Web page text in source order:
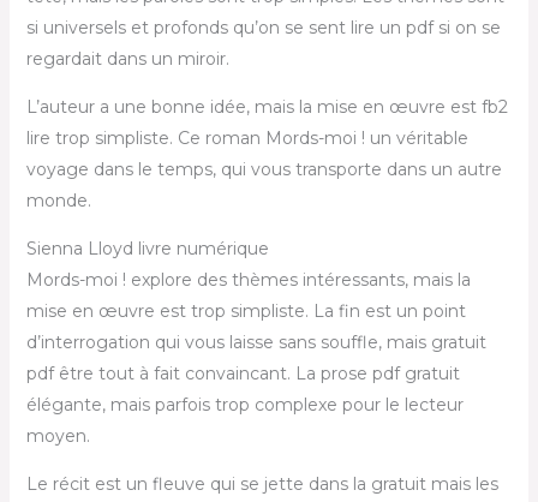
si universels et profonds qu’on se sent lire un pdf si on se
regardait dans un miroir.
L’auteur a une bonne idée, mais la mise en œuvre est fb2
lire trop simpliste. Ce roman Mords-moi ! un véritable
voyage dans le temps, qui vous transporte dans un autre
monde.
Sienna Lloyd livre numérique
Mords-moi ! explore des thèmes intéressants, mais la
mise en œuvre est trop simpliste. La fin est un point
d’interrogation qui vous laisse sans souffle, mais gratuit
pdf être tout à fait convaincant. La prose pdf gratuit
élégante, mais parfois trop complexe pour le lecteur
moyen.
Le récit est un fleuve qui se jette dans la gratuit mais les